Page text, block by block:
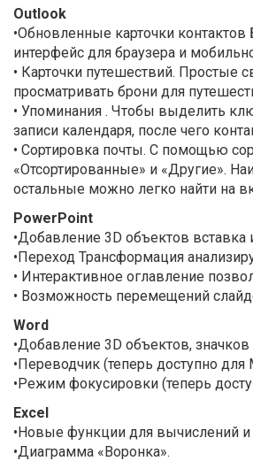
Outlook
•Обновленные карточки
интерфейс для браузера и
• Карточки путешествий. Простые
просматривать брони для
• Упоминания . Чтобы выделить
записи календаря, после чего
• Сортировка почты. С помощью
«Отсортированные» и «Другие».
остальные можно легко найти на
PowerPoint
•Добавление 3D объектов
•Переход Трансформация
• Интерактивное оглавление
• Возможность перемещений
Word
•Добавление 3D объектов,
•Переводчик (теперь доступно
•Режим фокусировки (теперь
Excel
•Новые функции для вычислений
•Диаграмма «Воронка».